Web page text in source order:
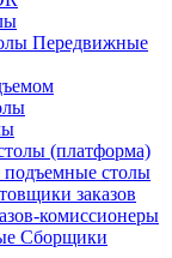
Передвижные
(платформа)
подъемные столы
заказов
комиссионеры
Сборщики